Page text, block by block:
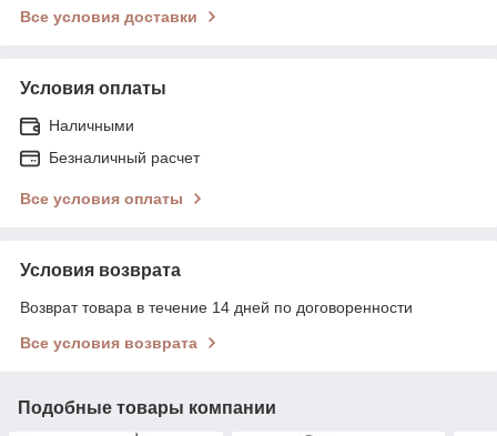
Все условия доставки
Условия оплаты
Наличными
Безналичный расчет
Все условия оплаты
Условия возврата
Возврат товара в течение 14 дней по договоренности
Все условия возврата
Подобные товары компании